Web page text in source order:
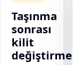
Taşınma
sonrası
kilit
değiştirme